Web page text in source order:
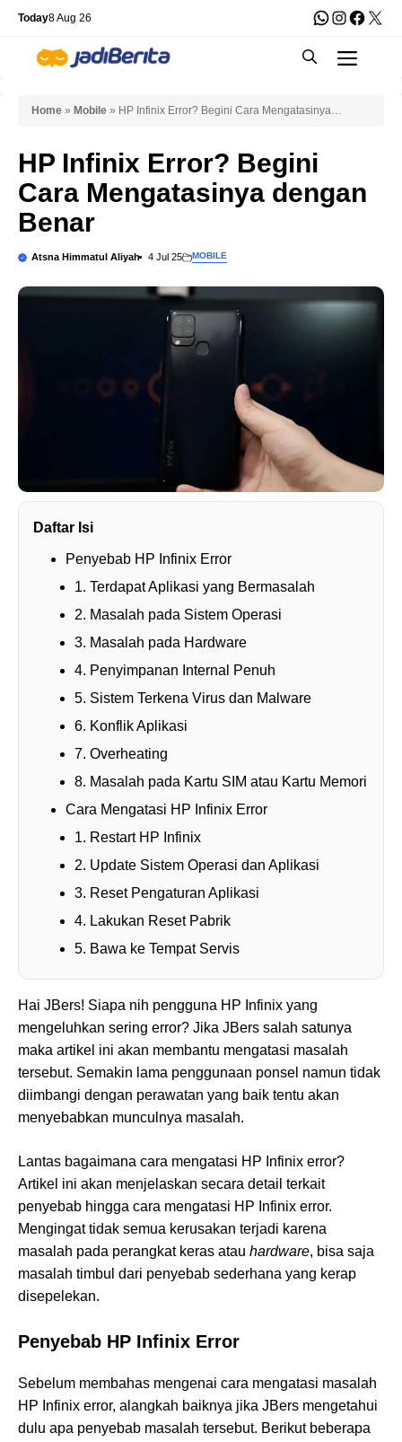
Skip
content
Today8 Aug 26 WhatsApp
X
Home » Mobile » HP Infinix Error? Begini Cara Mengatasinya
HP Infinix Error? Begini
Cara Mengatasinya dengan
Benar
Atsna Himmatul Aliyah 4 Jul 25 MOBILE
Daftar Isi
Penyebab HP Infinix Error
1. Terdapat Aplikasi yang Bermasalah
2. Masalah pada Sistem Operasi
3. Masalah pada Hardware
4. Penyimpanan Internal Penuh
5. Sistem Terkena Virus dan Malware
6. Konflik Aplikasi
7. Overheating
8. Masalah pada Kartu SIM atau Kartu Memori
Cara Mengatasi HP Infinix Error
1. Restart HP Infinix
2. Update Sistem Operasi dan Aplikasi
3. Reset Pengaturan Aplikasi
4. Lakukan Reset Pabrik
5. Bawa ke Tempat Servis
Hai JBers! Siapa nih pengguna HP Infinix yang
mengeluhkan sering error? Jika JBers salah satunya
maka artikel ini akan membantu mengatasi masalah
tersebut. Semakin lama penggunaan ponsel namun tidak
diimbangi dengan perawatan yang baik tentu akan
menyebabkan munculnya masalah.
Lantas bagaimana cara mengatasi HP Infinix error?
Artikel ini akan menjelaskan secara detail terkait
penyebab hingga cara mengatasi HP Infinix error.
Mengingat tidak semua kerusakan terjadi karena
masalah pada perangkat keras atau hardware, bisa saja
masalah timbul dari penyebab sederhana yang kerap
disepelekan.
Penyebab HP Infinix Error
Sebelum membahas mengenai cara mengatasi masalah
HP Infinix error, alangkah baiknya jika JBers mengetahui
dulu apa penyebab masalah tersebut. Berikut beberapa